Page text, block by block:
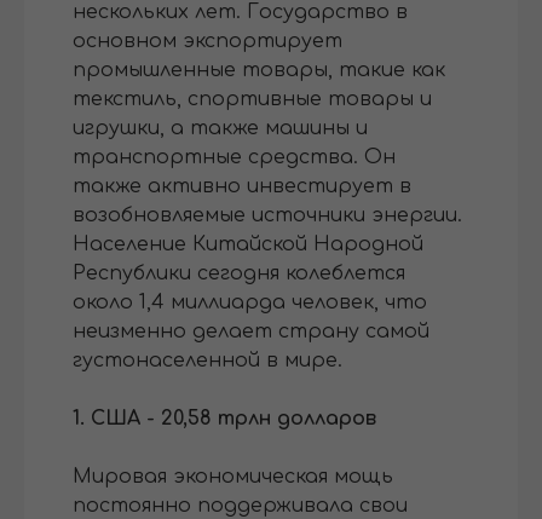
нескольких лет. Государство в
основном экспортирует
промышленные товары, такие как
текстиль, спортивные товары и
игрушки, а также машины и
транспортные средства. Он
также активно инвестирует в
возобновляемые источники энергии.
Население Китайской Народной
Республики сегодня колеблется
около 1,4 миллиарда человек, что
неизменно делает страну самой
густонаселенной в мире.
1. США - 20,58 трлн долларов
Мировая экономическая мощь
постоянно поддерживала свои